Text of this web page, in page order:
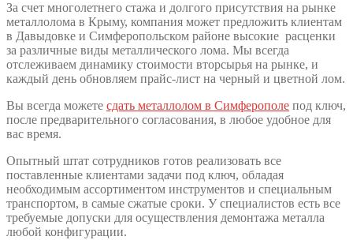
За счет многолетнего стажа и долгого присутствия на рынке
металлолома в Крыму, компания может предложить клиентам
в Давыдовке и Симферопольском районе высокие расценки
за различные виды металлического лома. Мы всегда
отслеживаем динамику стоимости вторсырья на рынке, и
каждый день обновляем прайс-лист на черный и цветной лом.
Вы всегда можете сдать металлолом в Симферополе под ключ,
после предварительного согласования, в любое удобное для
вас время.
Опытный штат сотрудников готов реализовать все
поставленные клиентами задачи под ключ, обладая
необходимым ассортиментом инструментов и специальным
транспортом, в самые сжатые сроки. У специалистов есть все
требуемые допуски для осуществления демонтажа металла
любой конфигурации.